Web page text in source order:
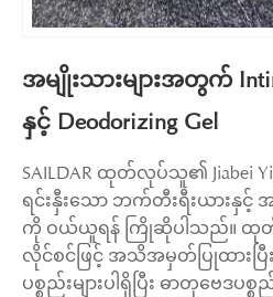
အမျိုးသားများအတွက်
နှင့် Deodorizing Gel
SAILDAR ထုတ်လုပ်သူ၏ Jiabei
ရင်းနှီးသော ဘက်တီးရီးယား
ကို ဝယ်ယူရန် ကြိုဆိုပါသည်။
လိုင်စင်ဖြင့် အသိအမှတ်ပြုထားပြီ
ပစ္စည်းများပါရှိပြီး ဓာတုဗေဒပစ္စည်